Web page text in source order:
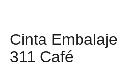
Cinta
311 Café